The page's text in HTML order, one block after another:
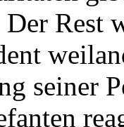
Rest
seiner